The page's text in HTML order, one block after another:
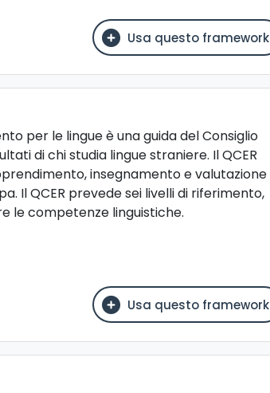
Usa questo framework
per le lingue è una guida del Consiglio
di chi studia lingue straniere. Il QCER
insegnamento e valutazione
Il QCER prevede sei livelli di riferimento,
le competenze linguistiche.
Usa questo framework